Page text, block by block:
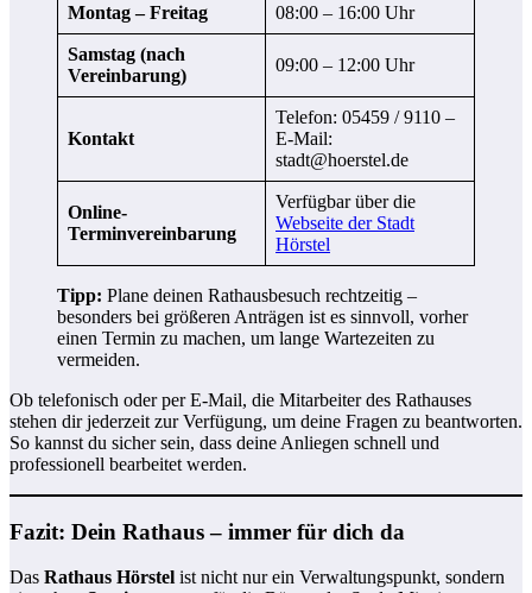
Montag – Freitag 08:00 – 16:00 Uhr
Samstag (nach
Vereinbarung)
09:00 – 12:00 Uhr
Kontakt
Telefon: 05459 / 9110 –
E-Mail:
stadt@hoerstel.de
Online-
Terminvereinbarung
Verfügbar über die
Webseite der Stadt
Hörstel
Tipp: Plane deinen Rathausbesuch rechtzeitig –
besonders bei größeren Anträgen ist es sinnvoll, vorher
einen Termin zu machen, um lange Wartezeiten zu
vermeiden.
Ob telefonisch oder per E-Mail, die Mitarbeiter des Rathauses
stehen dir jederzeit zur Verfügung, um deine Fragen zu beantworten.
So kannst du sicher sein, dass deine Anliegen schnell und
professionell bearbeitet werden.
Fazit: Dein Rathaus – immer für dich da
Das Rathaus Hörstel ist nicht nur ein Verwaltungspunkt, sondern